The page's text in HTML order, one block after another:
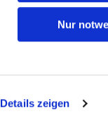
Details zeigen
Nur